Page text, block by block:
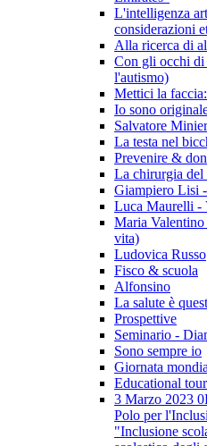
L'intelligenza
considerazioni
Alla ricerca di
Con gli occhi di
l'autismo)
Mettici la
Io sono
Salvatore
La testa nel
Prevenire &
La chirurgia del
Giampiero Lisi
Luca Maurelli -
Maria
vita)
Ludovica Russo
Fisco & scuola
Alfonsino
La salute è
Prospettive
Seminario -
Sono sempre io
Giornata
Educational
3 Marzo 2023
Polo per
"Inclusione